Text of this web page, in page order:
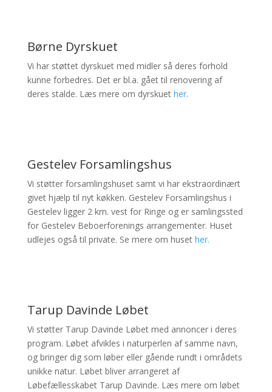
Børne Dyrskuet
Vi har støttet dyrskuet med midler så deres forhold
kunne forbedres. Det er bl.a. gået til renovering af
deres stalde. Læs mere om dyrskuet her.
Gestelev Forsamlingshus
Vi støtter forsamlingshuset samt vi har ekstraordinært
givet hjælp til nyt køkken. Gestelev Forsamlingshus i
Gestelev ligger 2 km. vest for Ringe og er samlingssted
for Gestelev Beboerforenings arrangementer. Huset
udlejes også til private. Se mere om huset her.
Tarup Davinde Løbet
Vi støtter Tarup Davinde Løbet med annoncer i deres
program. Løbet afvikles i naturperlen af samme navn,
og bringer dig som løber eller gående rundt i områdets
unikke natur. Løbet bliver arrangeret af
Løbefællesskabet Tarup Davinde. Læs mere om løbet